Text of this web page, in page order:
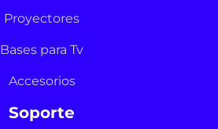
Proyectores
Bases para Tv
Accesorios
Soporte